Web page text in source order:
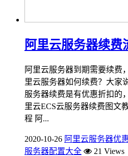
阿里云服务器续费
阿里云服务器到期需要续费
里云服务器如何续费？大家
服务器续费是有优惠折扣的
里云ECS云服务器续费图文
程 阿...
2020-10-26 阿里云服务器优
服务器配置大全
21 Views